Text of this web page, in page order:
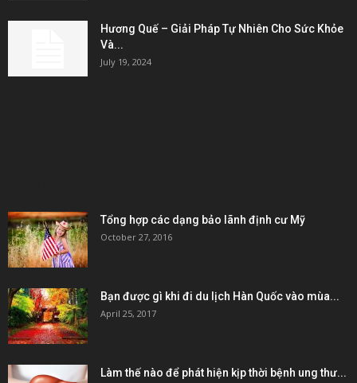
Hương Quế – Giải Pháp Tự Nhiên Cho Sức Khỏe
Và...
July 19, 2024
Tổng hợp các dạng bảo lãnh định cư Mỹ
October 27, 2016
Bạn được gì khi đi du lịch Hàn Quốc vào mùa...
April 25, 2017
Làm thế nào để phát hiện kịp thời bệnh ung thư...